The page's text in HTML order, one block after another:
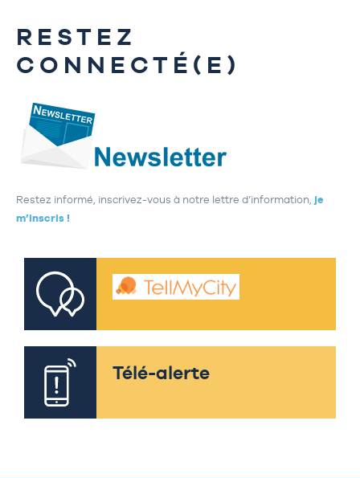
RESTEZ
CONNECTÉ(E)
Restez informé, inscrivez-vous à notre lettre d’information, je
m’inscris !
Télé-alerte